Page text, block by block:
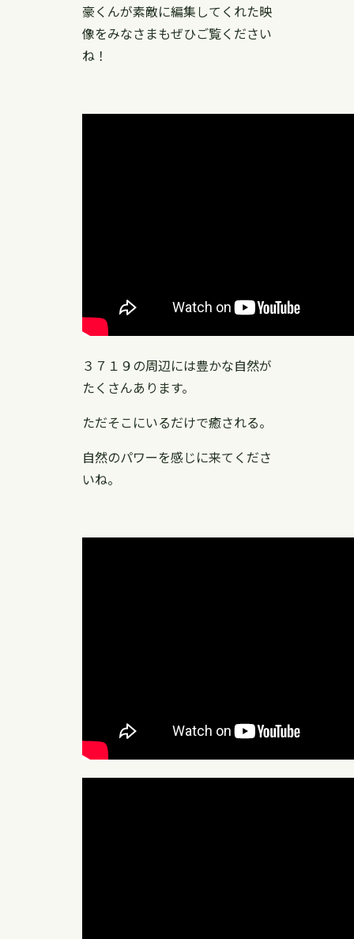
豪くんが素敵に編集してくれた映
像をみなさまもぜひご覧ください
ね！
３７１９の周辺には豊かな自然が
たくさんあります。
ただそこにいるだけで癒される。
自然のパワーを感じに来てくださ
いね。